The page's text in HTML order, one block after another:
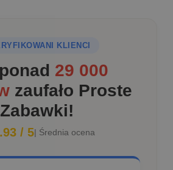
KLIENCI
29 000
zaufało Proste
Zabawki!
/ 5| Średnia ocena